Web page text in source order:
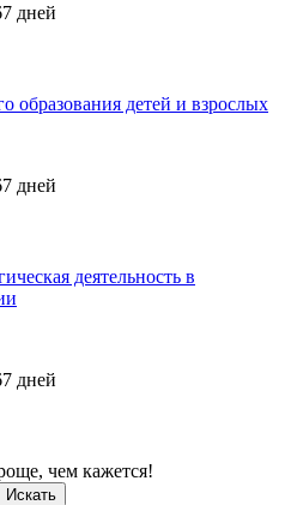
дней
образования детей и взрослых
дней
деятельность в
дней
чем кажется!
Искать